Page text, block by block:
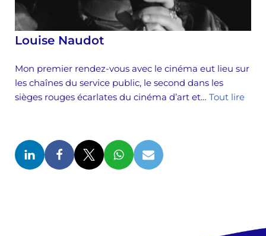
Louise Naudot
Mon premier rendez-vous avec le cinéma eut lieu sur
les chaînes du service public, le second dans les
sièges rouges écarlates du cinéma d’art et… Tout lire